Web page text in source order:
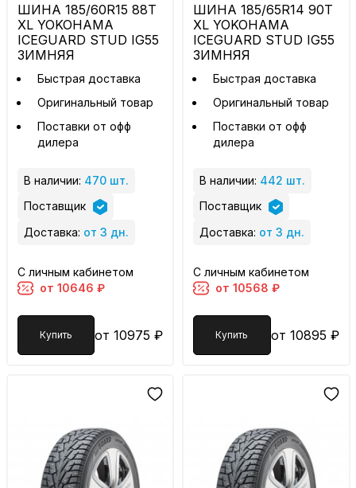
ШИНА 185/60R15 88T
XL YOKOHAMA
ICEGUARD STUD IG55
ЗИМНЯЯ
Быстрая доставка
Оригинальный товар
Поставки от офф
дилера
В наличии: 470 шт.
Поставщик
Доставка: от 3 дн.
С личным кабинетом
от 10646 ₽
Купить от 10975 ₽
ШИНА 185/65R14 90T
XL YOKOHAMA
ICEGUARD STUD IG55
ЗИМНЯЯ
Быстрая доставка
Оригинальный товар
Поставки от офф
дилера
В наличии: 442 шт.
Поставщик
Доставка: от 3 дн.
С личным кабинетом
от 10568 ₽
Купить от 10895 ₽